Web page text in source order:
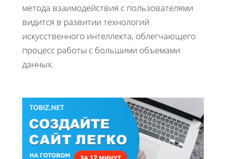
метода взаимодействия с пользователями
видится в развитии технологий
искусственного интеллекта, облегчающего
процесс работы с большими объемами
данных.